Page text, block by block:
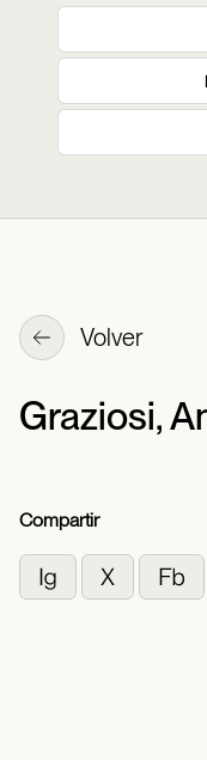
Volver
Graziosi,
Compartir